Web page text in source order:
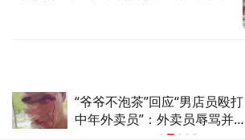
黄河口旧公园奏响匹克球运动新乐章